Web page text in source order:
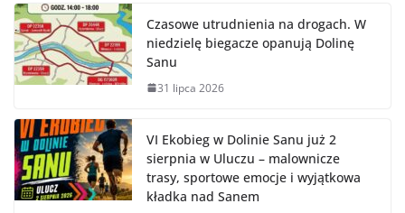
Czasowe utrudnienia na drogach. W
niedzielę biegacze opanują Dolinę
Sanu
31 lipca 2026
VI Ekobieg w Dolinie Sanu już 2
sierpnia w Uluczu – malownicze
trasy, sportowe emocje i wyjątkowa
kładka nad Sanem